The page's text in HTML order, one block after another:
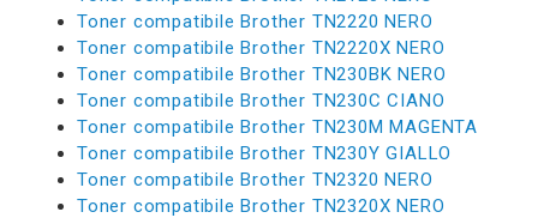
Toner compatibile Brother TN2220 NERO
Toner compatibile Brother TN2220X NERO
Toner compatibile Brother TN230BK NERO
Toner compatibile Brother TN230C CIANO
Toner compatibile Brother TN230M MAGENTA
Toner compatibile Brother TN230Y GIALLO
Toner compatibile Brother TN2320 NERO
Toner compatibile Brother TN2320X NERO